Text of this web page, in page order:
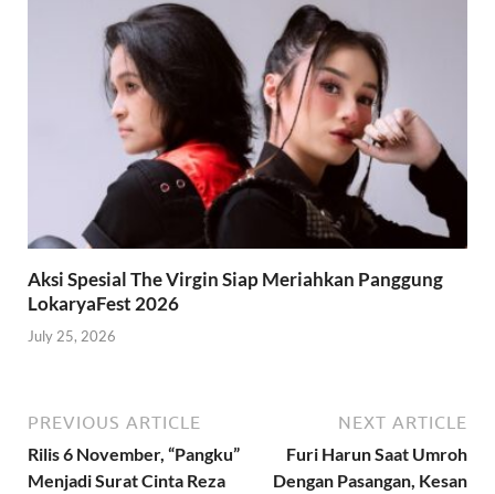
Aksi Spesial The Virgin Siap Meriahkan Panggung
LokaryaFest 2026
July 25, 2026
PREVIOUS ARTICLE
Rilis 6 November, “Pangku”
Menjadi Surat Cinta Reza
NEXT ARTICLE
Furi Harun Saat Umroh
Dengan Pasangan, Kesan